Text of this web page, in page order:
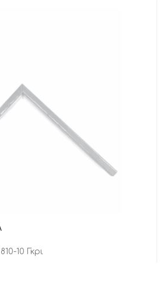
810-10 Γκρι